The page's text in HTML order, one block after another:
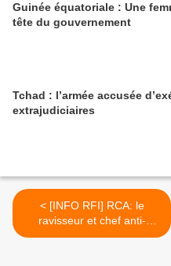
Guinée équatoriale : Une
tête du gouvernement
Tchad : l’armée accusée
extrajudiciaires
< [INFO RFI] RCA: le
ravisseur et chef anti-
balaka Djié aux mains de la